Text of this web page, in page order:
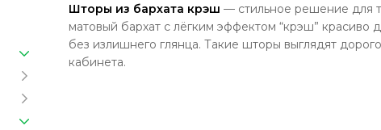
Шторы из бархата крэш — стильное решение для
матовый бархат с лёгким эффектом “крэш” красиво
без излишнего глянца. Такие шторы выглядят
кабинета.